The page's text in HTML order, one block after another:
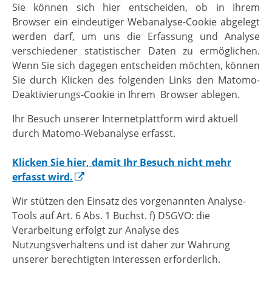
Sie können sich hier entscheiden, ob in Ihrem
Browser ein eindeutiger Webanalyse-Cookie abgelegt
werden darf, um uns die Erfassung und Analyse
verschiedener statistischer Daten zu ermöglichen.
Wenn Sie sich dagegen entscheiden möchten, können
Sie durch Klicken des folgenden Links den Matomo-
Deaktivierungs-Cookie in Ihrem Browser ablegen.
Ihr Besuch unserer Internetplattform wird aktuell
durch Matomo-Webanalyse erfasst.
Klicken Sie hier, damit Ihr Besuch nicht mehr
erfasst wird.
Wir stützen den Einsatz des vorgenannten Analyse-
Tools auf Art. 6 Abs. 1 Buchst. f) DSGVO: die
Verarbeitung erfolgt zur Analyse des
Nutzungsverhaltens und ist daher zur Wahrung
unserer berechtigten Interessen erforderlich.